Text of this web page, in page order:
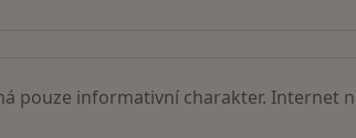
pouze informativní charakter. Internet